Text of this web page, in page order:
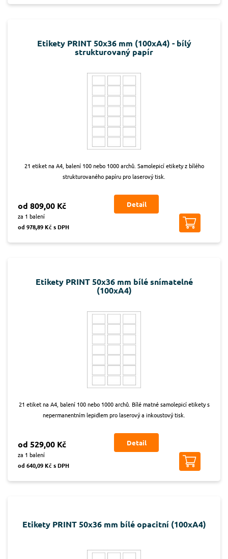
Etikety PRINT 50x36 mm (100xA4) - bílý
strukturovaný papír
21 etiket na A4, balení 100 nebo 1000 archů. Samolepicí etikety z bílého
strukturovaného papíru pro laserový tisk.
od 809,00 Kč
za 1 balení
od 978,89 Kč s DPH
Detail
Etikety PRINT 50x36 mm bílé snímatelné
(100xA4)
21 etiket na A4, balení 100 nebo 1000 archů. Bílé matné samolepicí etikety s
nepermanentním lepidlem pro laserový a inkoustový tisk.
od 529,00 Kč
za 1 balení
od 640,09 Kč s DPH
Detail
Etikety PRINT 50x36 mm bílé opacitní (100xA4)